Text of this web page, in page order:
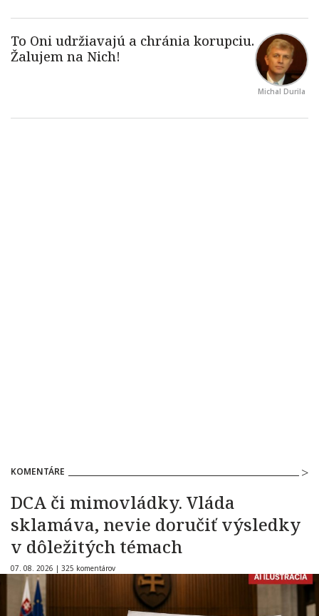
Michal Durila
KOMENTÁRE
DCA či mimovládky. Vláda
sklamáva, nevie doručiť výsledky
v dôležitých témach
07. 08. 2026 | 325 komentárov